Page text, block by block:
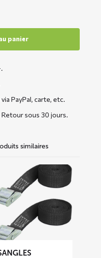
panier
PayPal, carte, etc.
sous 30 jours.
similaires